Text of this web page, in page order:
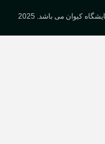
می باشد. 2025